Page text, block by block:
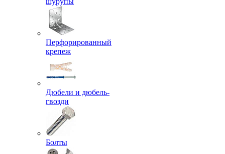
Перфорированный
крепеж
Дюбели и дюбель-
гвозди
Болты